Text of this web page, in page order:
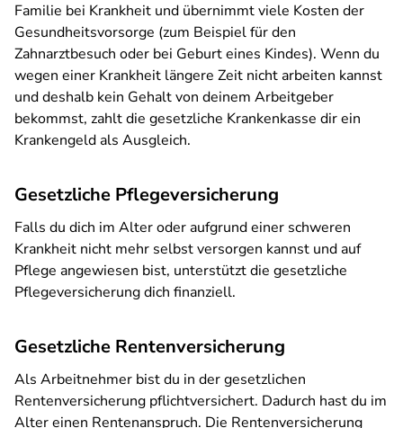
Familie bei Krankheit und übernimmt viele Kosten der
Gesundheitsvorsorge (zum Beispiel für den
Zahnarztbesuch oder bei Geburt eines Kindes). Wenn du
wegen einer Krankheit längere Zeit nicht arbeiten kannst
und deshalb kein Gehalt von deinem Arbeitgeber
bekommst, zahlt die gesetzliche Krankenkasse dir ein
Krankengeld als Ausgleich.
Gesetzliche Pflegeversicherung
Falls du dich im Alter oder aufgrund einer schweren
Krankheit nicht mehr selbst versorgen kannst und auf
Pflege angewiesen bist, unterstützt die gesetzliche
Pflegeversicherung dich finanziell.
Gesetzliche Rentenversicherung
Als Arbeitnehmer bist du in der gesetzlichen
Rentenversicherung pflichtversichert. Dadurch hast du im
Alter einen Rentenanspruch. Die Rentenversicherung